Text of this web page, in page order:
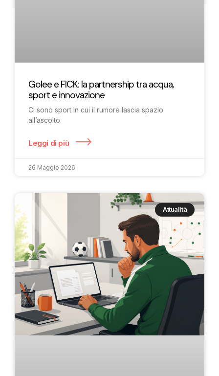
Golee e FICK: la partnership tra acqua,
sport e innovazione
Ci sono sport in cui il rumore lascia spazio
all’ascolto.
Leggi di più
26 Maggio 2026
Attualità